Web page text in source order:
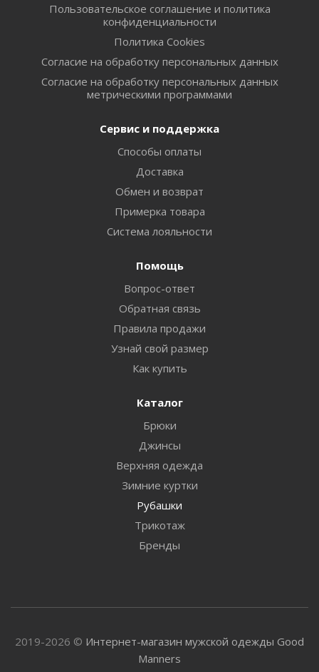
Пользовательское соглашение и политика
конфиденциальности
Политика Cookies
Согласие на обработку персональных данных
Согласие на обработку персональных данных
метрическими программами
Сервис и поддержка
Способы оплаты
Доставка
Обмен и возврат
Примерка товара
Система лояльности
Помощь
Вопрос-ответ
Обратная связь
Правила продажи
Узнай свой размер
Как купить
Каталог
Брюки
Джинсы
Верхняя одежда
Зимние куртки
Рубашки
Трикотаж
Бренды
2019-2026 © Интернет-магазин мужской одежды Good
Manners